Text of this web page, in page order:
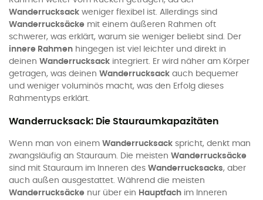
Wanderrucksack weniger flexibel ist. Allerdings sind
Wanderrucksäcke mit einem äußeren Rahmen oft
schwerer, was erklärt, warum sie weniger beliebt sind. Der
innere Rahmen hingegen ist viel leichter und direkt in
deinen Wanderrucksack integriert. Er wird näher am Körper
getragen, was deinen Wanderrucksack auch bequemer
und weniger voluminös macht, was den Erfolg dieses
Rahmentyps erklärt.
Wanderrucksack: Die Stauraumkapazitäten
Wenn man von einem Wanderrucksack spricht, denkt man
zwangsläufig an Stauraum. Die meisten Wanderrucksäcke
sind mit Stauraum im Inneren des Wanderrucksacks, aber
auch außen ausgestattet. Während die meisten
Wanderrucksäcke nur über ein Hauptfach im Inneren